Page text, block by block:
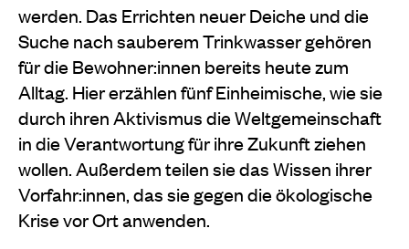
werden. Das Errichten neuer Deiche und die
Suche nach sauberem Trinkwasser gehören
für die Bewohner:innen bereits heute zum
Alltag. Hier erzählen fünf Einheimische, wie sie
durch ihren Aktivismus die Weltgemeinschaft
in die Verantwortung für ihre Zukunft ziehen
wollen. Außerdem teilen sie das Wissen ihrer
Vorfahr:innen, das sie gegen die ökologische
Krise vor Ort anwenden.